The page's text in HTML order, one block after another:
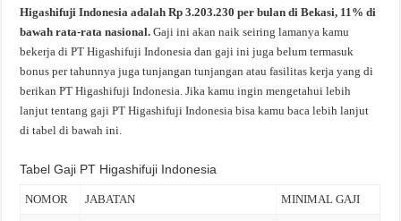
Higashifuji Indonesia adalah Rp 3.203.230 per bulan di Bekasi, 11% di
bawah rata-rata nasional.Gaji ini akan naik seiring lamanya kamu
bekerja di PT Higashifuji Indonesia dan gaji ini juga belum termasuk
bonus per tahunnya juga tunjangan tunjangan atau fasilitas kerja yang di
berikan PT Higashifuji Indonesia. Jika kamu ingin mengetahui lebih
lanjut tentang gaji PT Higashifuji Indonesia bisa kamu baca lebih lanjut
di tabel di bawah ini.
Tabel Gaji PT Higashifuji Indonesia
NOMOR JABATAN MINIMAL GAJI